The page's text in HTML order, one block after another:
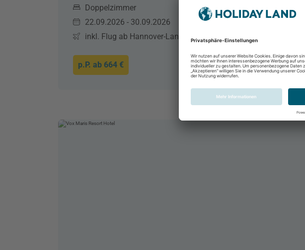
Doppelzimmer
22.09.2026 - 30.09.2026
inkl. Flug ab Hannover-Langenhagen
p.P. ab 664 €